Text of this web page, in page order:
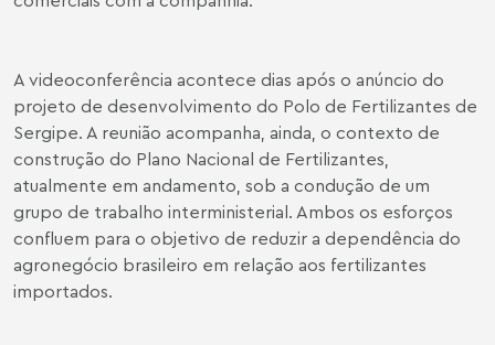
A videoconferência acontece dias após o anúncio do
projeto de desenvolvimento do Polo de Fertilizantes de
Sergipe. A reunião acompanha, ainda, o contexto de
construção do Plano Nacional de Fertilizantes,
atualmente em andamento, sob a condução de um
grupo de trabalho interministerial. Ambos os esforços
confluem para o objetivo de reduzir a dependência do
agronegócio brasileiro em relação aos fertilizantes
importados.